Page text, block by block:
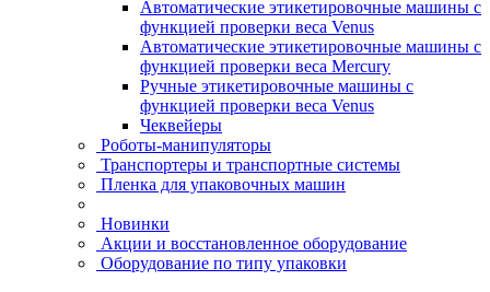
Автоматические этикетировочные машины с
функцией проверки веса Venus
Автоматические этикетировочные машины с
функцией проверки веса Mercury
Ручные этикетировочные машины с
функцией проверки веса Venus
Чеквейеры
Роботы-манипуляторы
Транспортеры и транспортные системы
Пленка для упаковочных машин
Новинки
Акции и восстановленное оборудование
Оборудование по типу упаковки